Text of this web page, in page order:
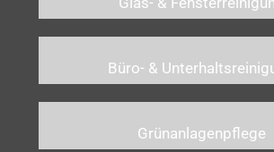
Büro- &
Grünanlagenpflege